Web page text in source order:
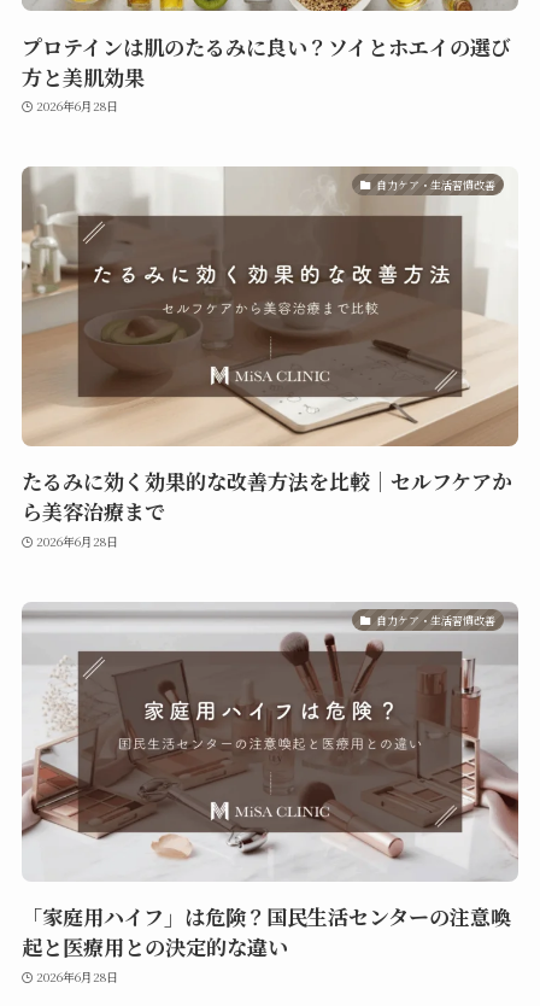
プロテインは肌のたるみに良い？ソイとホエイの選び
方と美肌効果
2026年6月28日
自力ケア・生活習慣改善
たるみに効く効果的な改善方法を比較｜セルフケアか
ら美容治療まで
2026年6月28日
自力ケア・生活習慣改善
「家庭用ハイフ」は危険？国民生活センターの注意喚
起と医療用との決定的な違い
2026年6月28日